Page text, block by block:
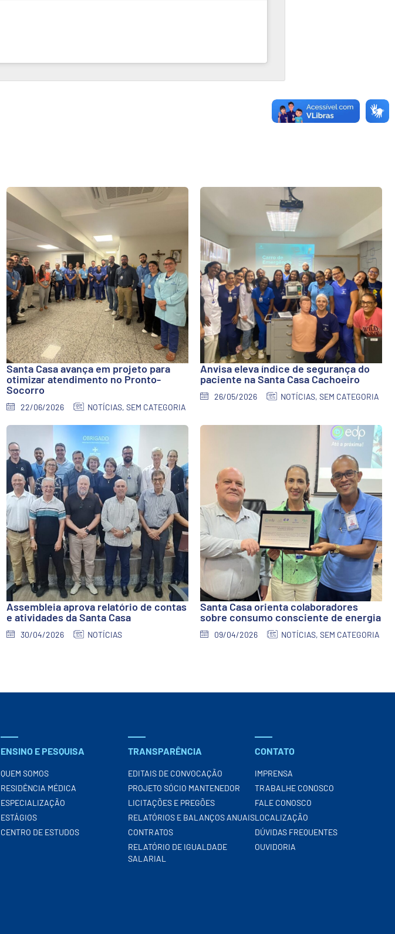
Santa Casa avança em projeto para
otimizar atendimento no Pronto-
Socorro
22/06/2026 NOTÍCIAS, SEM CATEGORIA
Anvisa eleva índice de segurança do
paciente na Santa Casa Cachoeiro
26/05/2026 NOTÍCIAS, SEM CATEGORIA
Assembleia aprova relatório de contas
e atividades da Santa Casa
30/04/2026 NOTÍCIAS
Santa Casa orienta colaboradores
sobre consumo consciente de energia
09/04/2026 NOTÍCIAS, SEM CATEGORIA
ENSINO E PESQUISA
QUEM SOMOS
RESIDÊNCIA MÉDICA
ESPECIALIZAÇÃO
ESTÁGIOS
CENTRO DE ESTUDOS
TRANSPARÊNCIA
EDITAIS DE CONVOCAÇÃO
PROJETO SÓCIO MANTENEDOR
LICITAÇÕES E PREGÕES
RELATÓRIOS E BALANÇOS ANUAIS
CONTRATOS
RELATÓRIO DE IGUALDADE
SALARIAL
CONTATO
IMPRENSA
TRABALHE CONOSCO
FALE CONOSCO
LOCALIZAÇÃO
DÚVIDAS FREQUENTES
OUVIDORIA